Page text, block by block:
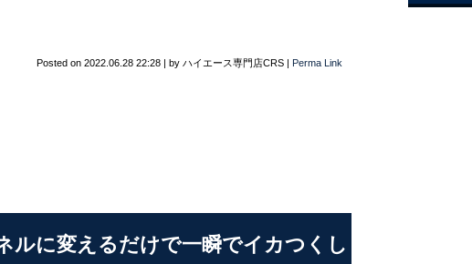
Posted on 2022.06.28 22:28 | by ハイエース専門店CRS | Perma Link
ルに変えるだけで一瞬でイカつくし